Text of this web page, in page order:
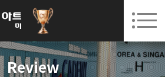
수원캠퍼스 개강 08. 18.(화)
로그인 회원가입 고객센터
Review